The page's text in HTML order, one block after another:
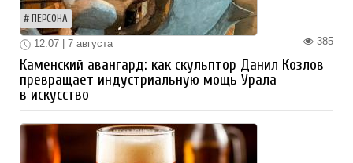
ПЕРСОНА
385
12:07 | 7 августа
Каменский авангард: как скульптор Данил Козлов
превращает индустриальную мощь Урала
в искусство